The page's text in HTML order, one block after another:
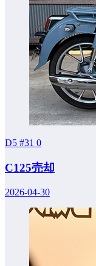
D5 #31 0
C125売却
2026-04-30